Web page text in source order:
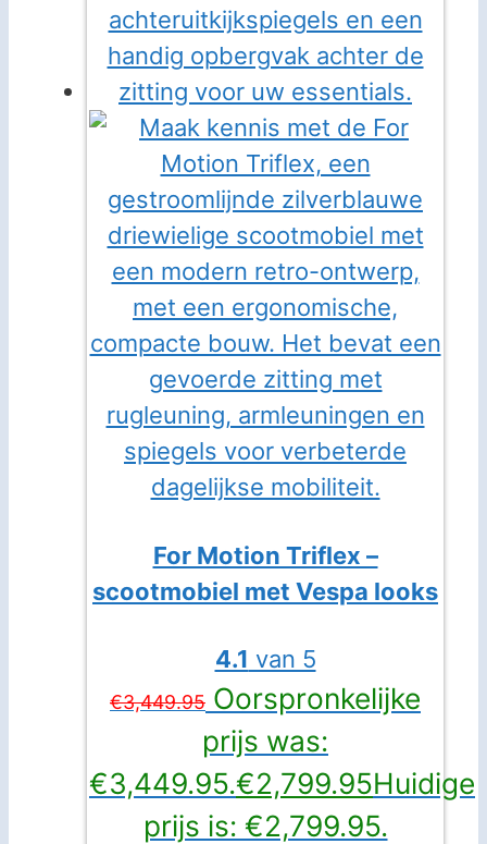
For Motion Triflex –
scootmobiel met Vespa looks
4.1 van 5
€3,449.95 Oorspronkelijke
prijs was:
€3,449.95.€2,799.95Huidige
prijs is: €2,799.95.